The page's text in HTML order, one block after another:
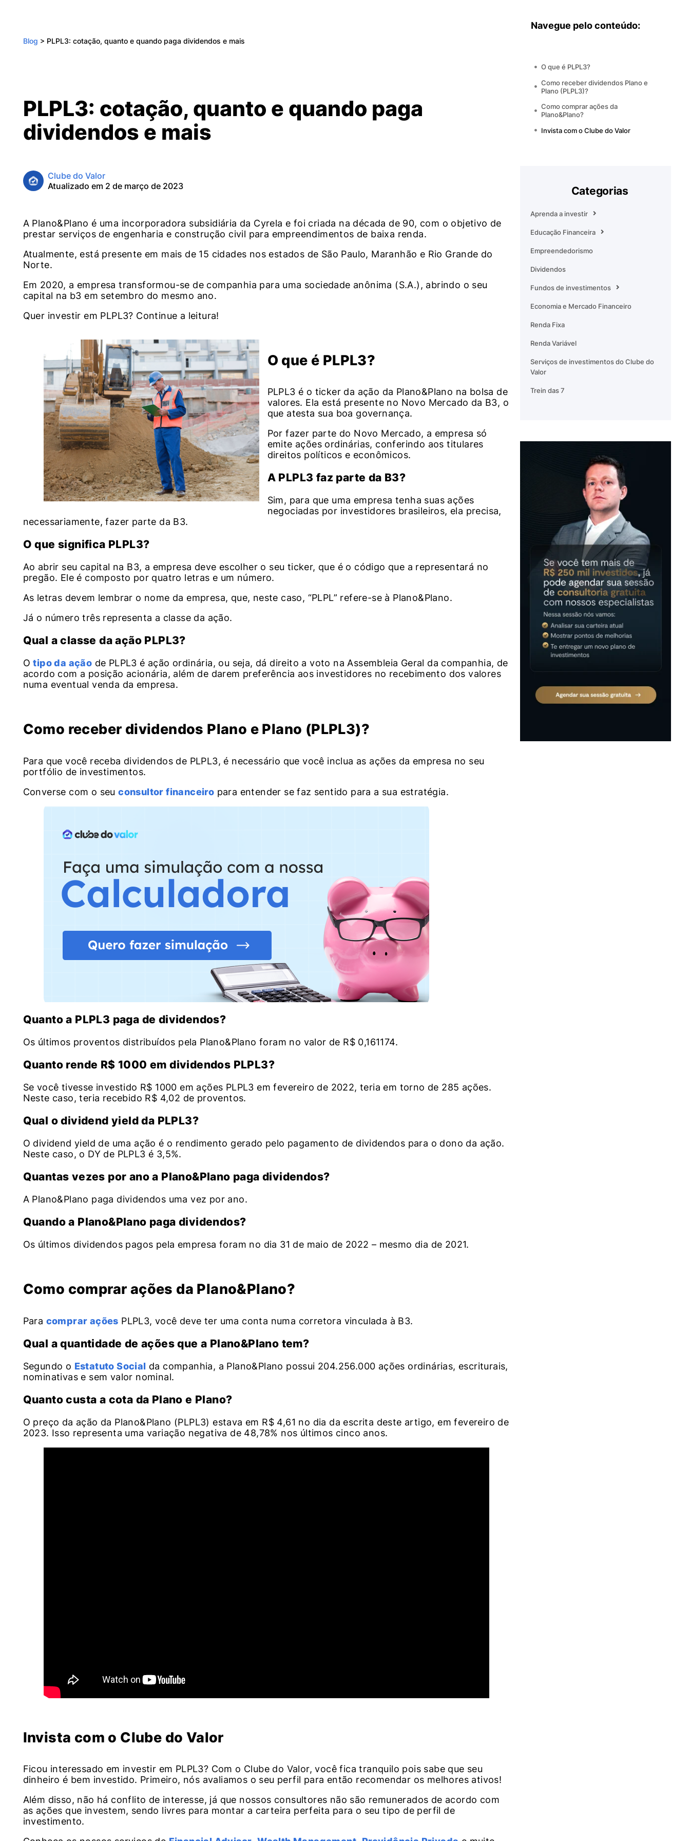
Blog > PLPL3: cotação, quanto e quando paga dividendos e mais
PLPL3: cotação, quanto e quando paga
dividendos e mais
Clube do Valor
Atualizado em 2 de março de 2023
A Plano&Plano é uma incorporadora subsidiária da Cyrela e foi criada na década de 90, com o objetivo de
prestar serviços de engenharia e construção civil para empreendimentos de baixa renda.
Atualmente, está presente em mais de 15 cidades nos estados de São Paulo, Maranhão e Rio Grande do
Norte.
Em 2020, a empresa transformou-se de companhia para uma sociedade anônima (S.A.), abrindo o seu
capital na b3 em setembro do mesmo ano.
Quer investir em PLPL3? Continue a leitura!
O que é PLPL3?
PLPL3 é o ticker da ação da Plano&Plano na bolsa de
valores. Ela está presente no Novo Mercado da B3, o
que atesta sua boa governança.
Por fazer parte do Novo Mercado, a empresa só
emite ações ordinárias, conferindo aos titulares
direitos políticos e econômicos.
A PLPL3 faz parte da B3?
Sim, para que uma empresa tenha suas ações
negociadas por investidores brasileiros, ela precisa,
necessariamente, fazer parte da B3.
O que significa PLPL3?
Ao abrir seu capital na B3, a empresa deve escolher o seu ticker, que é o código que a representará no
pregão. Ele é composto por quatro letras e um número.
As letras devem lembrar o nome da empresa, que, neste caso, “PLPL” refere-se à Plano&Plano.
Já o número três representa a classe da ação.
Qual a classe da ação PLPL3?
Otipo da ação de PLPL3 é ação ordinária, ou seja, dá direito a voto na Assembleia Geral da companhia, de
acordo com a posição acionária, além de darem preferência aos investidores no recebimento dos valores
numa eventual venda da empresa.
Como receber dividendos Plano e Plano (PLPL3)?
Para que você receba dividendos de PLPL3, é necessário que você inclua as ações da empresa no seu
portfólio de investimentos.
Converse com o seuconsultor financeiro para entender se faz sentido para a sua estratégia.
Quanto a PLPL3 paga de dividendos?
Os últimos proventos distribuídos pela Plano&Plano foram no valor de R$ 0,161174.
Quanto rende R$ 1000 em dividendos PLPL3?
Se você tivesse investido R$ 1000 em ações PLPL3 em fevereiro de 2022, teria em torno de 285 ações.
Neste caso, teria recebido R$ 4,02 de proventos.
Qual o dividend yield da PLPL3?
O dividend yield de uma ação é o rendimento gerado pelo pagamento de dividendos para o dono da ação.
Neste caso, o DY de PLPL3 é 3,5%.
Quantas vezes por ano a Plano&Plano paga dividendos?
A Plano&Plano paga dividendos uma vez por ano.
Quando a Plano&Plano paga dividendos?
Os últimos dividendos pagos pela empresa foram no dia 31 de maio de 2022 – mesmo dia de 2021.
Como comprar ações da Plano&Plano?
Para comprar ações PLPL3, você deve ter uma conta numa corretora vinculada à B3.
Qual a quantidade de ações que a Plano&Plano tem?
Segundo o Estatuto Social da companhia, a Plano&Plano possui 204.256.000 ações ordinárias, escriturais,
nominativas e sem valor nominal.
Quanto custa a cota da Plano e Plano?
O preço da ação da Plano&Plano (PLPL3) estava em R$ 4,61 no dia da escrita deste artigo, em fevereiro de
2023. Isso representa uma variação negativa de 48,78% nos últimos cinco anos.
Invista com o Clube do Valor
Ficou interessado em investir em PLPL3? Com o Clube do Valor, você fica tranquilo pois sabe que seu
dinheiro é bem investido. Primeiro, nós avaliamos o seu perfil para então recomendar os melhores ativos!
Além disso, não há conflito de interesse, já que nossos consultores não são remunerados de acordo com
as ações que investem, sendo livres para montar a carteira perfeita para o seu tipo de perfil de
investimento.
Navegue pelo conteúdo:
O que é PLPL3?
Como receber dividendos Plano e
Plano (PLPL3)?
Como comprar ações da
Plano&Plano?
Invista com o Clube do Valor
Categorias
Aprenda a investir
Educação Financeira
Empreendedorismo
Dividendos
Fundos de investimentos
Economia e Mercado Financeiro
Renda Fixa
Renda Variável
Serviços de investimentos do Clube do
Valor
Trein das 7